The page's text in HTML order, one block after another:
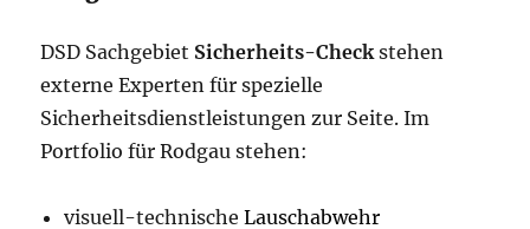
DSD Sachgebiet Sicherheits-Check stehen
externe Experten für spezielle
Sicherheitsdienstleistungen zur Seite. Im
Portfolio für Rodgau stehen:
visuell-technischeLauschabwehr